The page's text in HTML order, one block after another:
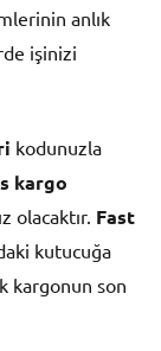
anlık
işinizi
kodunuzla
kargo
olacaktır. Fast
kutucuğa
kargonun son